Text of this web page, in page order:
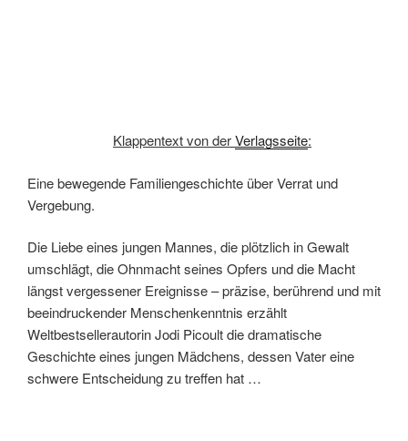
Klappentext von derVerlagsseite:
Eine bewegende Familiengeschichte über Verrat und
Vergebung.
Die Liebe eines jungen Mannes, die plötzlich in Gewalt
umschlägt, die Ohnmacht seines Opfers und die Macht
längst vergessener Ereignisse – präzise, berührend und mit
beeindruckender Menschenkenntnis erzählt
Weltbestsellerautorin Jodi Picoult die dramatische
Geschichte eines jungen Mädchens, dessen Vater eine
schwere Entscheidung zu treffen hat …